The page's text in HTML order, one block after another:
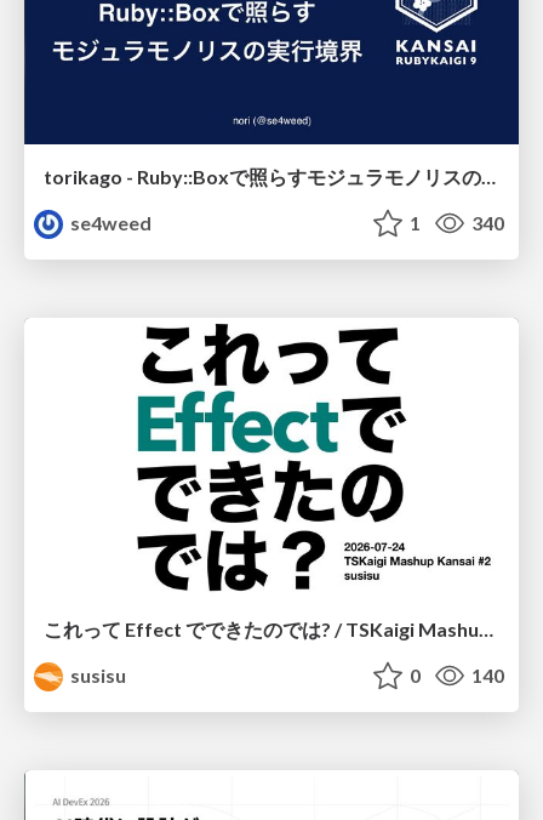
torikago - Ruby::Boxで照らすモジュラモノリスの実行境界
se4weed
1 340
susisu
0 140